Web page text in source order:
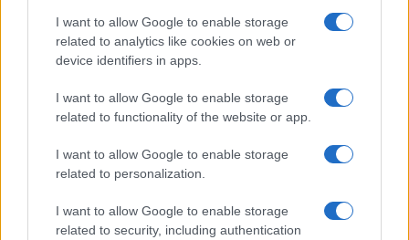
I want to allow Google to enable storage
related to analytics like cookies on web or
device identifiers in apps.
I want to allow Google to enable storage
related to functionality of the website or app.
I want to allow Google to enable storage
related to personalization.
I want to allow Google to enable storage
related to security, including authentication